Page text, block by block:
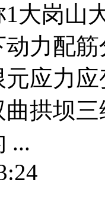
1大岗山
动力配
应力
拱坝
...